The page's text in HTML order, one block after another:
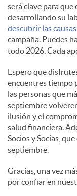
será clave para
desarrollando su
descubrir las
campaña. Puedes
todo 2026. Cada
Espero que
encuentres tiempo
las personas que
septiembre
ilusión y el
salud financiera.
Socios y Socias,
septiembre.
Gracias, una vez
por confiar en